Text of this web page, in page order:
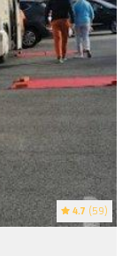
4.7 (59)